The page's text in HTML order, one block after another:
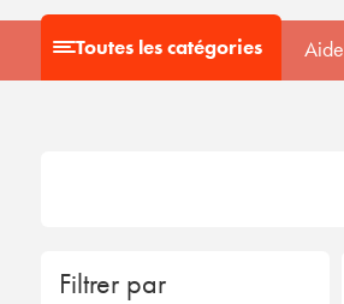
Toutes les catégories Aide
Filtrer par